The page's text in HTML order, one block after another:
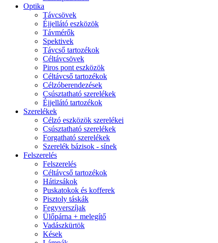
Optika
Távcsövek
Éjjellátó eszközök
Távmérők
Spektivek
Távcső tartozékok
Céltávcsövek
Piros pont eszközök
Céltávcső tartozékok
Célzóberendezések
Csúsztatható szerelékek
Éjjellátó tartozékok
Szerelékek
Célzó eszközök szerelékei
Csúsztatható szerelékek
Forgatható szerelékek
Szerelék bázisok - sínek
Felszerelés
Felszerelés
Céltávcső tartozékok
Hátizsákok
Puskatokok és kofferek
Pisztoly táskák
Fegyverszíjak
Ülőpárna + melegítő
Vadászkürtök
Kések